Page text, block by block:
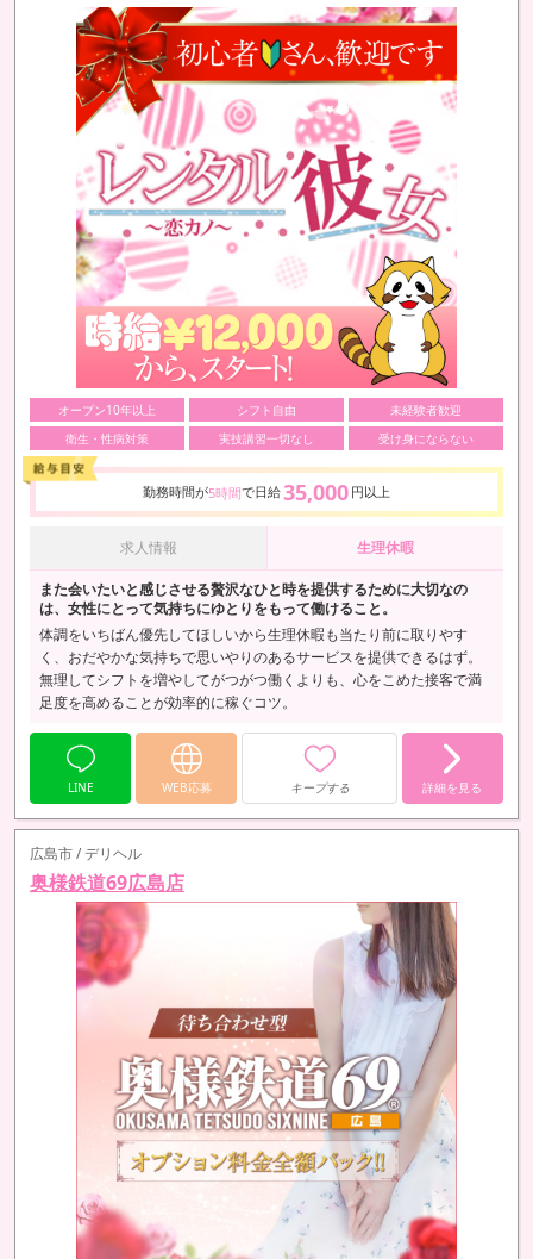
オープン10年以上 シフト自由
未経験者歓迎
衛生・性病対策
実技講習一切なし 受け身にならない
勤務時間が5時間で日給35,000 円以上
求人情報 生理休暇
また会いたいと感じさせる贅沢なひと時を提供するために大切なの
は、女性にとって気持ちにゆとりをもって働けること。
体調をいちばん優先してほしいから生理休暇も当たり前に取りやす
く、おだやかな気持ちで思いやりのあるサービスを提供できるはず。
無理してシフトを増やしてがつがつ働くよりも、心をこめた接客で満
足度を高めることが効率的に稼ぐコツ。
LINE WEB応募 キープする 詳細を見る
広島市 / デリヘル
奥様鉄道69広島店